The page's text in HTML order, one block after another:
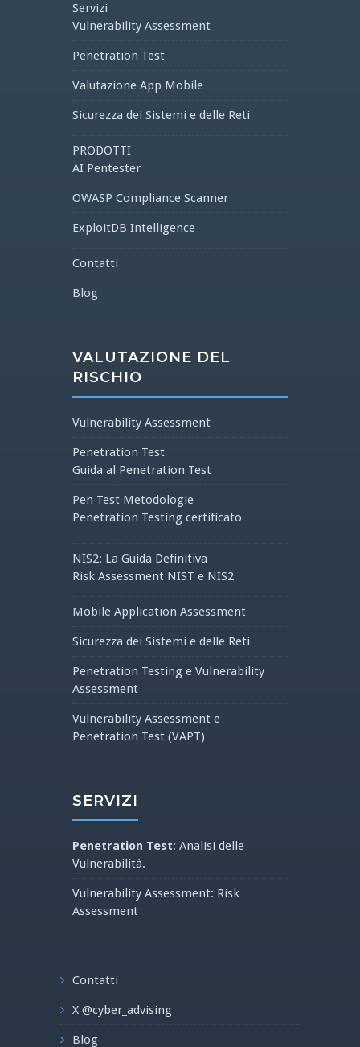
Servizi
Vulnerability Assessment
Penetration Test
Valutazione App Mobile
Sicurezza dei Sistemi e delle Reti
PRODOTTI
AI Pentester
OWASP Compliance Scanner
ExploitDB Intelligence
Contatti
Blog
VALUTAZIONE DEL
RISCHIO
Vulnerability Assessment
Penetration Test
Guida al Penetration Test
Pen Test Metodologie
Penetration Testing certificato
NIS2: La Guida Definitiva
Risk Assessment NIST e NIS2
Mobile Application Assessment
Sicurezza dei Sistemi e delle Reti
Penetration Testing e Vulnerability
Assessment
Vulnerability Assessment e
Penetration Test (VAPT)
SERVIZI
Penetration Test: Analisi delle
Vulnerabilità.
Vulnerability Assessment: Risk
Assessment
Contatti
X @cyber_advising
Blog